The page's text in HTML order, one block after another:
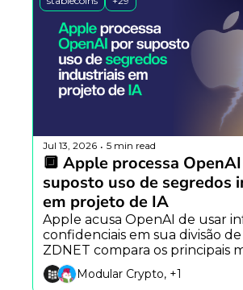
Jul 13, 2026 • 5 min read
🔲 Apple processa
suposto uso de segredos
em projeto de IA
Apple acusa OpenAI de usar
confidenciais em sua divisão
ZDNET compara os principais
IA de 2026 e Ethereum mostra
humanos ainda são essenciais na
Modular Crypto, +1